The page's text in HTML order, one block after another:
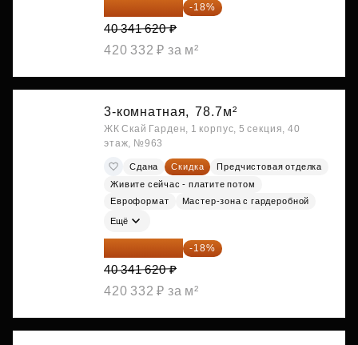
33 080 128 ₽ -18%
40 341 620 ₽
420 332 ₽ за м²
3-комнатная, 78.7м²
ЖК Скай Гарден, 1 корпус, 5 секция, 40
этаж, №963
Сдана Скидка
Предчистовая отделка
Живите сейчас - платите потом
Евроформат
Мастер-зона с гардеробной
Ещё
33 080 128 ₽ -18%
40 341 620 ₽
420 332 ₽ за м²